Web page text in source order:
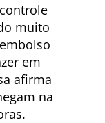
muito
em
afirma
na